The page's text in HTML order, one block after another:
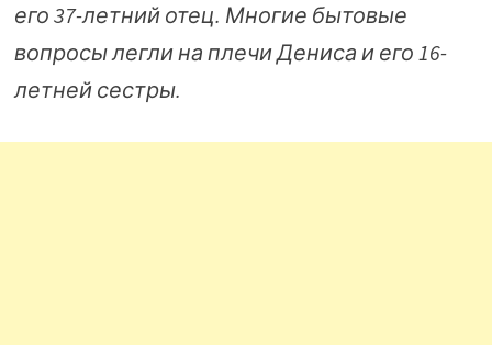
его 37-летний отец. Многие бытовые
вопросы легли на плечи Дениса и его 16-
летней сестры.